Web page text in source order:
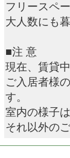
フリースペ
大人数にも
■注 意
現在、賃貸
ご入居者様
す。
室内の様子
それ以外の